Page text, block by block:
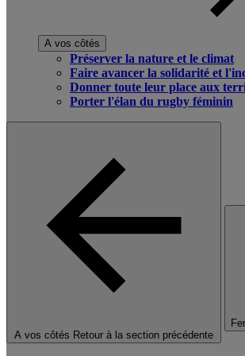
A vos côtés
Préserver la nature et le climat
Faire avancer la solidarité et
Donner toute leur place aux
Porter l'élan du rugby féminin
A vos côtés Retour à la section précédente